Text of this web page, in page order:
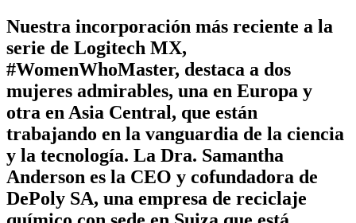
Nuestra incorporación más reciente a la
serie de Logitech MX,
#WomenWhoMaster, destaca a dos
mujeres admirables, una en Europa y
otra en Asia Central, que están
trabajando en la vanguardia de la ciencia
y la tecnología. La Dra. Samantha
Anderson es la CEO y cofundadora de
DePoly SA, una empresa de reciclaje